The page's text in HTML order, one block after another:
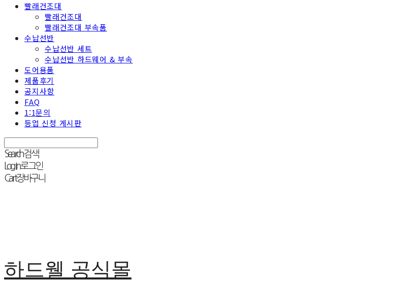
빨래건조대
빨래건조대
빨래건조대 부속품
수납선반
수납선반 세트
수납선반 하드웨어 & 부속
도어용품
제품후기
공지사항
FAQ
1:1문의
등업 신청 게시판
Search검색
Log In로그인
Cart장바구니
하드웰 공식몰